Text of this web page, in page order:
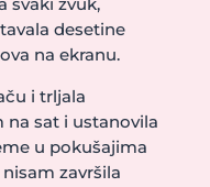
desetine
na ekranu.
i trljala
na sat i ustanovila
u pokušajima
završila